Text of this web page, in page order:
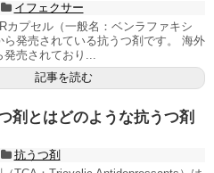
イフェクサー
カプセル（一般名：ベンラファキシ
ら発売されている抗うつ剤です。 海外
発売されており...
記事を読む
剤とはどのような抗うつ剤
抗うつ剤